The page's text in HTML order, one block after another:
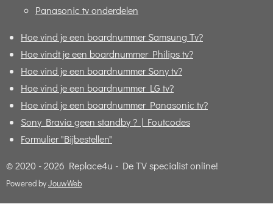
Panasonic tv onderdelen
Hoe vind je een boardnummer Samsung Tv?
Hoe vindt je een boardnummer Philips tv?
Hoe vind je een boardnummer Sony tv?
Hoe vind je een boardnummer LG tv?
Hoe vind je een boardnummer Panasonic tv?
Sony Bravia geen standby ? | Foutcodes
Formulier "Bijbestellen"
© 2020 - 2026 Replace4u - De TV specialist online!
Powered byJouwWeb